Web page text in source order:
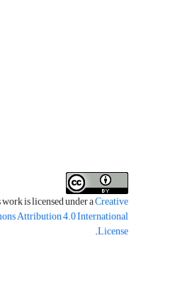
is licensed under aCreative
Attribution 4.0 International
License
.